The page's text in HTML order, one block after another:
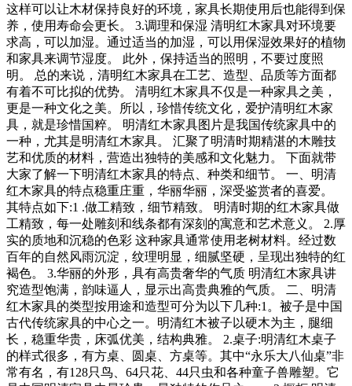
这样可以让木材保持良好的环境，家具长期使用后也能得到保
养，使用寿命会更长。 3.调理和保湿 清明红木家具对环境要
求高，可以加湿。通过适当的加湿，可以用保湿效果好的植物
和家具来调节湿度。 此外，保持适当的照明，不要过度照
明。 总的来说，清明红木家具在工艺、造型、品质等方面都
有着不可比拟的优势。 清明红木家具不仅是一种家具之美，
更是一种文化之美。所以，珍惜传统文化，爱护清明红木家
具，就是珍惜国粹。 明清红木家具图片是我国传统家具中的
一种，尤其是明清红木家具。 汇聚了明清时期精湛的木雕技
艺和优质的材料，营造出独特的美感和文化魅力。 下面就带
大家了解一下明清红木家具的特点、种类和细节。 一、明清
红木家具的特点稳重庄重，华丽华丽，深受鉴赏者的喜爱。
其特点如下:1 .做工精致，细节精致。 明清时期的红木家具做
工精致，每一处雕刻和线条都有深刻的寓意和艺术意义。 2.厚
实的质地和沉稳的色彩 这种家具通常使用老树材料。经过数
百年的自然风雨沉淀，纹理明显，细腻坚硬，呈现出独特的红
褐色。 3.华丽的外形，具有高贵奢华的气质 明清红木家具讲
究造型饱满，韵味逼人，显示出高贵典雅的气质。 二、明清
红木家具的类型按用途和造型可分为以下几种:1。被子是中国
古代传统家具的中心之一。明清红木被子以硬木为主，腿细
长，稳重华贵，床弧优美，结构典雅。 2.桌子:明清红木桌子
的样式很多，有方桌、圆桌、方桌等。其中“永乐大八仙桌”非
常有名，有128只鸟、64只花、44只虫和各种童子兽雕塑。它